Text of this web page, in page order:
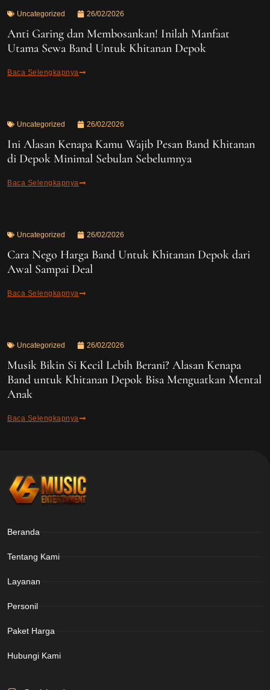
Uncategorized 26/02/2026
Anti Garing dan Membosankan! Inilah Manfaat
Utama Sewa Band Untuk Khitanan Depok
Baca Selengkapnya
Uncategorized 26/02/2026
Ini Alasan Kenapa Kamu Wajib Pesan Band Khitanan
di Depok Minimal Sebulan Sebelumnya
Baca Selengkapnya
Uncategorized 26/02/2026
Cara Nego Harga Band Untuk Khitanan Depok dari
Awal Sampai Deal
Baca Selengkapnya
Uncategorized 26/02/2026
Musik Bikin Si Kecil Lebih Berani? Alasan Kenapa
Band untuk Khitanan Depok Bisa Menguatkan Mental
Anak
Baca Selengkapnya
Beranda
Tentang Kami
Layanan
Personil
Paket Harga
Hubungi Kami